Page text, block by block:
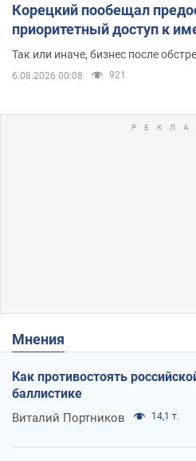
Корецкий пообещал
приоритетный доступ к
помещениям
Так или иначе, бизнес после
6.08.2026 00:08 921
Мнения
Как противостоять
баллистике
Виталий Портников 14,1 т.